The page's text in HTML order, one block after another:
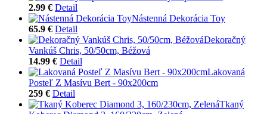
2.99 € Detail
Nástenná Dekorácia Toy
65.9 € Detail
Dekoračný
Vankúš Chris, 50/50cm, Béžová
14.99 € Detail
Lakovaná
Posteľ Z Masívu Bert - 90x200cm
259 € Detail
Tkaný